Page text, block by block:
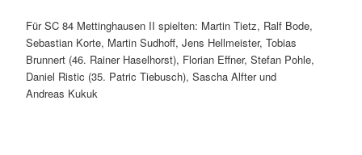
Für SC 84 Mettinghausen II spielten: Martin Tietz, Ralf Bode,
Sebastian Korte, Martin Sudhoff, Jens Hellmeister, Tobias
Brunnert (46. Rainer Haselhorst), Florian Effner, Stefan Pohle,
Daniel Ristic (35. Patric Tiebusch), Sascha Alfter und
Andreas Kukuk